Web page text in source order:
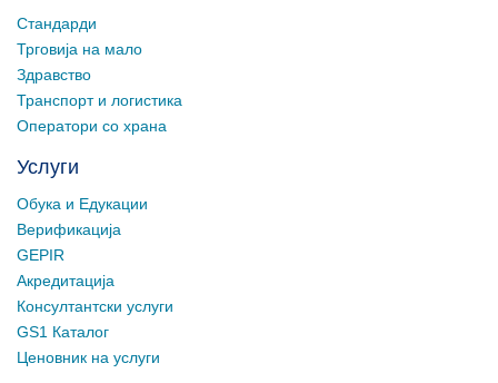
Стандарди
Трговија на мало
Здравство
Транспорт и логистика
Оператори со храна
Услуги
Обука и Едукации
Верификација
GEPIR
Акредитација
Консултантски услуги
GS1 Каталог
Ценовник на услуги